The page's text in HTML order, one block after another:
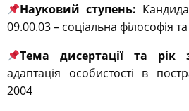
Науковий ступень:
09.00.03 – соціальна філософія та
Тема дисертації та рік
адаптація особистості в
2004